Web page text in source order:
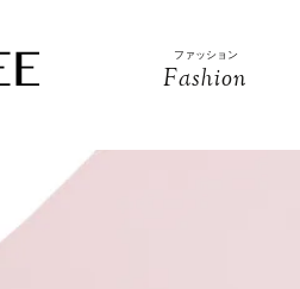
ファッション
Fashion